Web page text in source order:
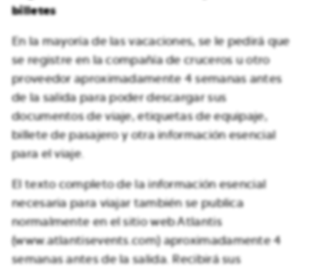
billetes
En la mayoría de las vacaciones, se le pedirá que
se registre en la compañía de cruceros u otro
proveedor aproximadamente 4 semanas antes
de la salida para poder descargar sus
documentos de viaje, etiquetas de equipaje,
billete de pasajero y otra información esencial
para el viaje.
El texto completo de la información esencial
necesaria para viajar también se publica
normalmente en el sitio web Atlantis
(www.atlantisevents.com) aproximadamente 4
semanas antes de la salida. Recibirá sus